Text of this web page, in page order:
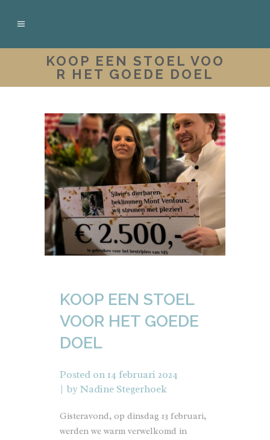
KOOP EEN STOEL VOO
R HET GOEDE DOEL
KOOP EEN STOEL
VOOR HET GOEDE
DOEL
Posted on14 februari 2024
byNadine Stegerhoek
Gisteravond, op dinsdag 13 februari,
werden we warm verwelkomd in